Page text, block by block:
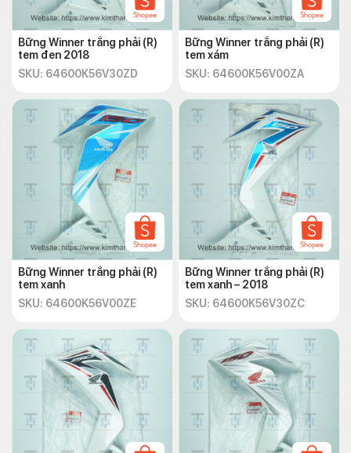
Bững Winner trắng phải (R)
tem đen 2018
SKU: 64600K56V30ZD
Bững Winner trắng phải (R)
tem xám
SKU: 64600K56V00ZA
Bững Winner trắng phải (R)
tem xanh
SKU: 64600K56V00ZE
Bững Winner trắng phải (R)
tem xanh – 2018
SKU: 64600K56V30ZC